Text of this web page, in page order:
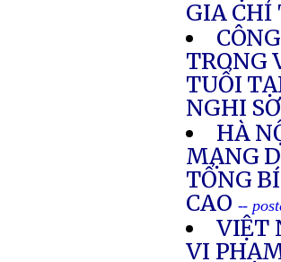
GIA CHỈ
TRONG
TUỔI
NGHI
HÀ
MẠNG
TỔNG
CAO --
VIỆT
VI